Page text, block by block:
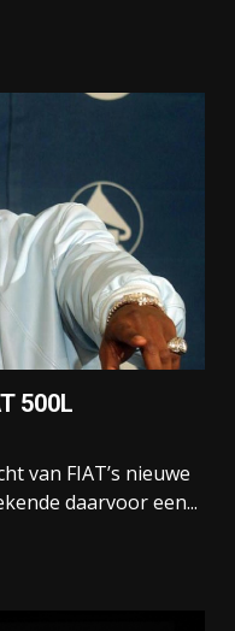
500L
van FIAT’s nieuwe
daarvoor een...